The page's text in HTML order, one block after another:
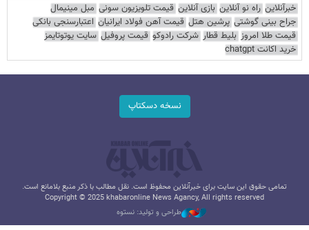
خبرآنلاین راه نو آنلاین بازی آنلاین قیمت تلویزیون سونی مبل مینیمال
جراح بینی گوشتی پرشین هتل قیمت آهن فولاد ایرانیان اعتبارسنجی بانکی
قیمت طلا امروز بلیط قطار شرکت رادوکو قیمت پروفیل سایت یوتوتایمز
خرید اکانت chatgpt
نسخه دسکتاپ
تمامی حقوق این سایت برای خبرآنلاین محفوظ است. نقل مطالب با ذکر منبع بلامانع است.
Copyright © 2025 khabaronline News Agancy, All rights reserved
طراحی و تولید: نستوه